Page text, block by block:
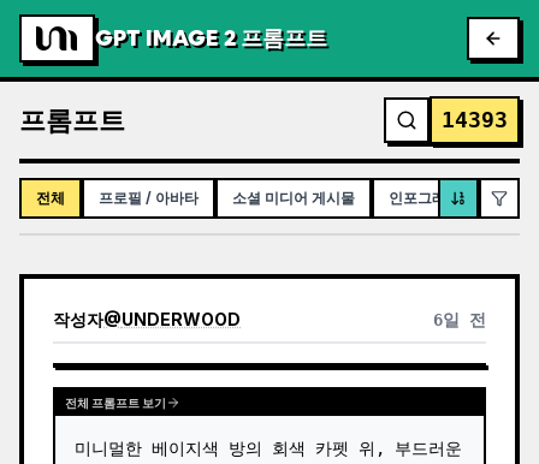
GPT IMAGE 2 프롬프트
프롬프트 14393
전체 프로필 / 아바타 소셜 미디어 게시물 인포그래픽 / 교육용 시
작성자@UNDERWOOD 6일 전
전체 프롬프트 보기
미니멀한 베이지색 방의 회색 카펫 위, 부드러운